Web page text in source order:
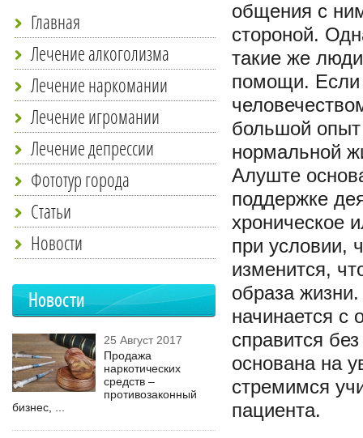
Главная
Лечение алкоголизма
Лечение наркомании
Лечение игромании
Лечение депрессии
Фототур города
Статьи
Новости
Новости
25 Август 2017
Продажа
наркотических
средств –
противозаконный
бизнес, ...
общения с
стороной.
такие же
помощи. Если
большой опыт
нормальной
Алуште
поддержке
хроническое
при условии,
изменится,
образа
начинается с
справится
основана на
стремимся
пациента.